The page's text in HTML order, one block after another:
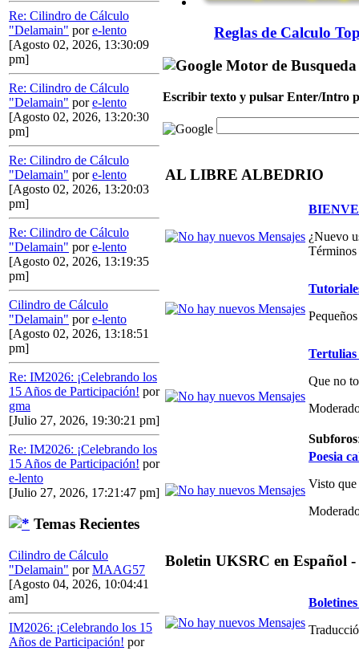
Re: Cilindro de Cálculo
"Delamain" pore-lento
[Agosto 02, 2026, 13:30:09
pm]
Re: Cilindro de Cálculo
"Delamain" pore-lento
[Agosto 02, 2026, 13:20:30
pm]
Re: Cilindro de Cálculo
"Delamain" pore-lento
[Agosto 02, 2026, 13:20:03
pm]
Re: Cilindro de Cálculo
"Delamain" pore-lento
[Agosto 02, 2026, 13:19:35
pm]
Cilindro de Cálculo
"Delamain" pore-lento
[Agosto 02, 2026, 13:18:51
pm]
Re: IM2026: ¡Celebrando los
15 Años de Participación! por
gma
[Julio 27, 2026, 19:30:21 pm]
Re: IM2026: ¡Celebrando los
15 Años de Participación! por
e-lento
[Julio 27, 2026, 17:21:47 pm]
Temas Recientes
Cilindro de Cálculo
"Delamain" porMAAG57
[Agosto 04, 2026, 10:04:41
am]
IM2026: ¡Celebrando los 15
Años de Participación! por
Reglas de Calculo
Motor de
Escribir texto y pulsar Enter/Intro
AL LIBRE ALBEDRIO
¿Nuevo
Que no
Subforos
Poesia
Visto que
Boletin UKSRC en Español